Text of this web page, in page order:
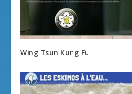
Wing Tsun Kung Fu